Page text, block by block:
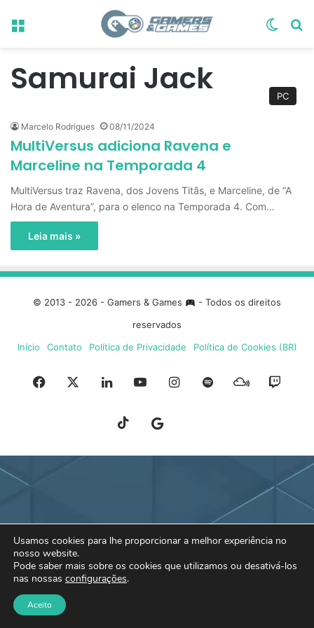
Menu
Samurai Jack PC
Marcelo Rodrigues 08/11/2024
MultiVersus adiciona Ravena e
Marceline na Temporada 4
MultiVersus traz Ravena, dos Jovens Titãs, e Marceline, de “A
Hora de Aventura”, para o elenco na Temporada 4. Com…
Leia mais »
© 2013 - 2026 - Gamers & Games
- Todos os direitos
reservados
Início
Contato Política de Privacidade Política de Cookies (BR)
Facebook LinkedinYouTubeInstagram
SpotifyMixcloud
TikTokGoogle
NewsSky
Usamos cookies para lhe proporcionar a melhor experiência no
nosso website.
Pode saber mais sobre os cookies que utilizamos ou desativá-los
nas nossas configurações.
Aceito